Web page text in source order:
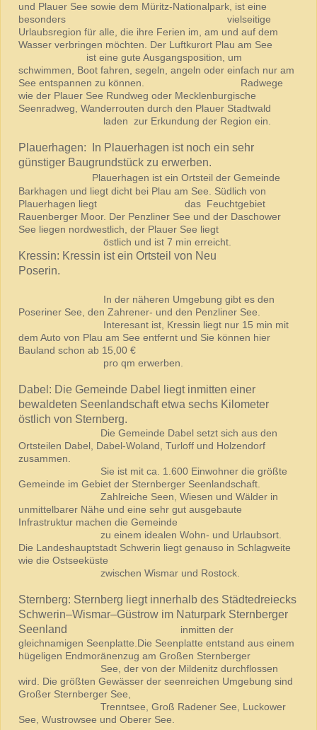
und Plauer See sowie dem Müritz-Nationalpark, ist eine
besonders vielseitige
Urlaubsregion für alle, die ihre Ferien im, am und auf dem
Wasser verbringen möchten. Der Luftkurort Plau am See
ist eine gute Ausgangsposition, um
schwimmen, Boot fahren, segeln, angeln oder einfach nur am
See entspannen zu können. Radwege
wie der Plauer See Rundweg oder Mecklenburgische
Seenradweg, Wanderrouten durch den Plauer Stadtwald
laden zur Erkundung der Region ein.
Plauerhagen: In Plauerhagen ist noch ein sehr
günstiger Baugrundstück zu erwerben.
Plauerhagen ist ein Ortsteil der Gemeinde
Barkhagen und liegt dicht bei Plau am See. Südlich von
Plauerhagen liegt das Feuchtgebiet
Rauenberger Moor. Der Penzliner See und der Daschower
See liegen nordwestlich, der Plauer See liegt
östlich und ist 7 min erreicht.
Kressin: Kressin ist ein Ortsteil von Neu
Poserin.
In der näheren Umgebung gibt es den
Poseriner See, den Zahrener- und den Penzliner See.
Interesant ist, Kressin liegt nur 15 min mit
dem Auto von Plau am See entfernt und Sie können hier
Bauland schon ab 15,00 €
pro qm erwerben.
Dabel: Die Gemeinde Dabel liegt inmitten einer
bewaldeten Seenlandschaft etwa sechs Kilometer
östlich von Sternberg.
Die Gemeinde Dabel setzt sich aus den
Ortsteilen Dabel, Dabel-Woland, Turloff und Holzendorf
zusammen.
Sie ist mit ca. 1.600 Einwohner die größte
Gemeinde im Gebiet der Sternberger Seenlandschaft.
Zahlreiche Seen, Wiesen und Wälder in
unmittelbarer Nähe und eine sehr gut ausgebaute
Infrastruktur machen die Gemeinde
zu einem idealen Wohn- und Urlaubsort.
Die Landeshauptstadt Schwerin liegt genauso in Schlagweite
wie die Ostseeküste
zwischen Wismar und Rostock.
Sternberg: Sternberg liegt innerhalb des Städtedreiecks
Schwerin–Wismar–Güstrow im Naturpark Sternberger
Seenland
inmitten der
gleichnamigen Seenplatte.Die Seenplatte entstand aus einem
hügeligen Endmoränenzug am Großen Sternberger
See, der von der Mildenitz durchflossen
wird. Die größten Gewässer der seenreichen Umgebung sind
Großer Sternberger See,
Trenntsee, Groß Radener See, Luckower
See, Wustrowsee und Oberer See.